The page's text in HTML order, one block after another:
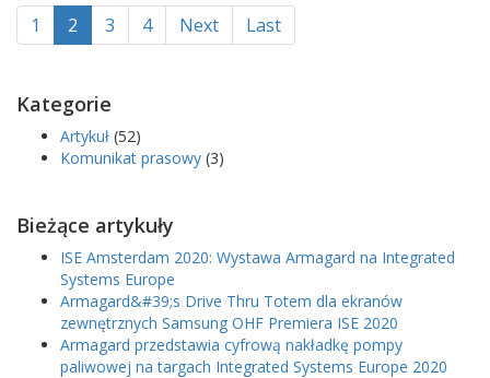
1 2 3 4 Next Last
Kategorie
Artykuł (52)
Komunikat prasowy (3)
Bieżące artykuły
ISE Amsterdam 2020: Wystawa Armagard na Integrated
Systems Europe
Armagard&#39;s Drive Thru Totem dla ekranów
zewnętrznych Samsung OHF Premiera ISE 2020
Armagard przedstawia cyfrową nakładkę pompy
paliwowej na targach Integrated Systems Europe 2020